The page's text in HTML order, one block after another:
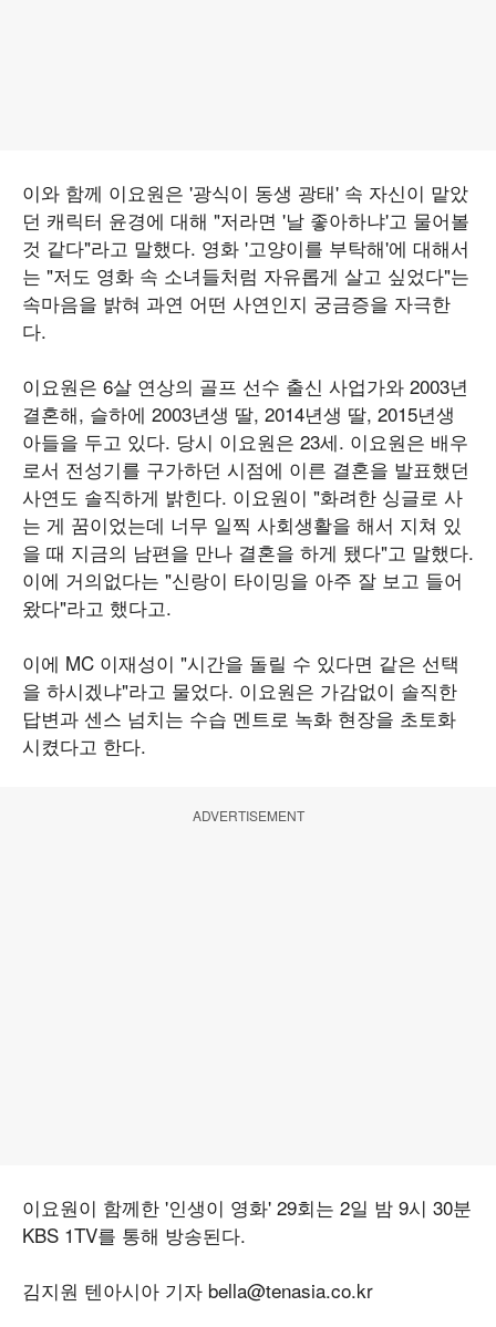
이와 함께 이요원은 '광식이 동생 광태' 속 자신이 맡았
던 캐릭터 윤경에 대해 "저라면 '날 좋아하냐'고 물어볼
것 같다"라고 말했다. 영화 '고양이를 부탁해'에 대해서
는 "저도 영화 속 소녀들처럼 자유롭게 살고 싶었다"는
속마음을 밝혀 과연 어떤 사연인지 궁금증을 자극한
다.
이요원은 6살 연상의 골프 선수 출신 사업가와 2003년
결혼해, 슬하에 2003년생 딸, 2014년생 딸, 2015년생
아들을 두고 있다. 당시 이요원은 23세. 이요원은 배우
로서 전성기를 구가하던 시점에 이른 결혼을 발표했던
사연도 솔직하게 밝힌다. 이요원이 "화려한 싱글로 사
는 게 꿈이었는데 너무 일찍 사회생활을 해서 지쳐 있
을 때 지금의 남편을 만나 결혼을 하게 됐다"고 말했다.
이에 거의없다는 "신랑이 타이밍을 아주 잘 보고 들어
왔다"라고 했다고.
이에 MC 이재성이 "시간을 돌릴 수 있다면 같은 선택
을 하시겠냐"라고 물었다. 이요원은 가감없이 솔직한
답변과 센스 넘치는 수습 멘트로 녹화 현장을 초토화
시켰다고 한다.
ADVERTISEMENT
이요원이 함께한 '인생이 영화' 29회는 2일 밤 9시 30분
KBS 1TV를 통해 방송된다.
김지원 텐아시아 기자 bella@tenasia.co.kr